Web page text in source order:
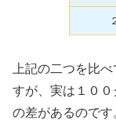
上記の二つを比
すが、実は１０
の差があるのです